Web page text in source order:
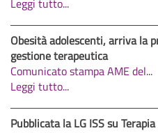
Leggi tutto...
Obesità adolescenti, arriva la
gestione terapeutica
Comunicato stampa AME del...
Leggi tutto...
Pubblicata la LG ISS su